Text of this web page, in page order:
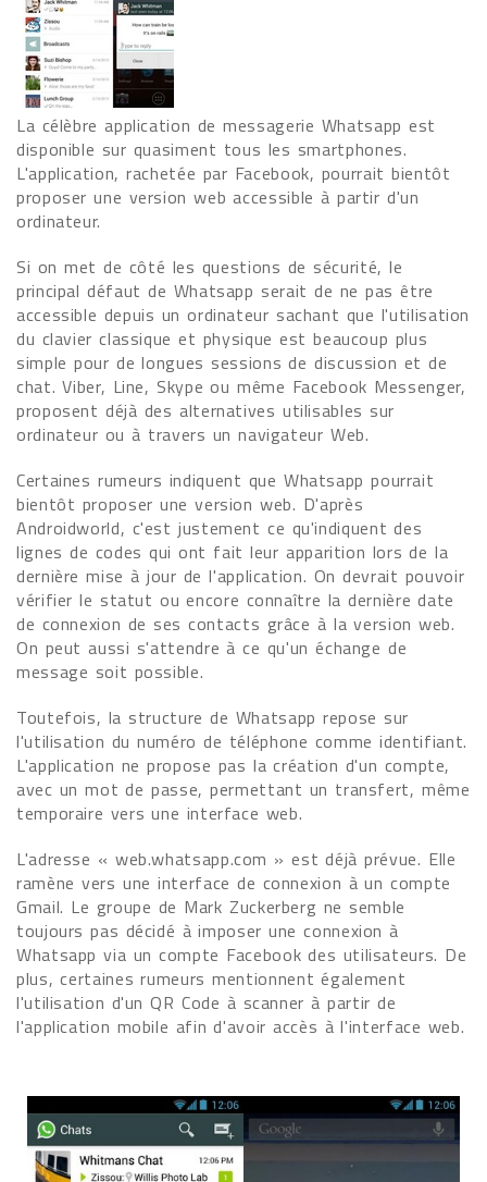
La célèbre application de messagerie Whatsapp est
disponible sur quasiment tous les smartphones.
L'application, rachetée par Facebook, pourrait bientôt
proposer une version web accessible à partir d'un
ordinateur.
Si on met de côté les questions de sécurité, le
principal défaut de Whatsapp serait de ne pas être
accessible depuis un ordinateur sachant que l'utilisation
du clavier classique et physique est beaucoup plus
simple pour de longues sessions de discussion et de
chat. Viber, Line, Skype ou même Facebook Messenger,
proposent déjà des alternatives utilisables sur
ordinateur ou à travers un navigateur Web.
Certaines rumeurs indiquent que Whatsapp pourrait
bientôt proposer une version web. D'après
Androidworld, c'est justement ce qu'indiquent des
lignes de codes qui ont fait leur apparition lors de la
dernière mise à jour de l'application. On devrait pouvoir
vérifier le statut ou encore connaître la dernière date
de connexion de ses contacts grâce à la version web.
On peut aussi s'attendre à ce qu'un échange de
message soit possible.
Toutefois, la structure de Whatsapp repose sur
l'utilisation du numéro de téléphone comme identifiant.
L'application ne propose pas la création d'un compte,
avec un mot de passe, permettant un transfert, même
temporaire vers une interface web.
L'adresse « web.whatsapp.com » est déjà prévue. Elle
ramène vers une interface de connexion à un compte
Gmail. Le groupe de Mark Zuckerberg ne semble
toujours pas décidé à imposer une connexion à
Whatsapp via un compte Facebook des utilisateurs. De
plus, certaines rumeurs mentionnent également
l'utilisation d'un QR Code à scanner à partir de
l'application mobile afin d'avoir accès à l'interface web.